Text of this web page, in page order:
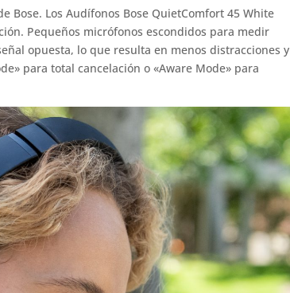
Bose. Los Audífonos Bose QuietComfort 45 White
Pequeños micrófonos escondidos para medir
opuesta, lo que resulta en menos distracciones y
para total cancelación o «Aware Mode» para